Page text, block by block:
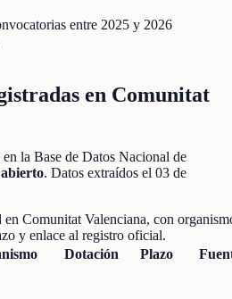
entre 2025 y 2026
en Comunitat
en la Base de Datos Nacional de
. Datos extraídos el 03 de
en Comunitat Valenciana, con
y enlace al registro oficial.
Dotación Plazo